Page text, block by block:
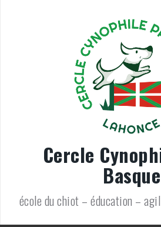
Cercle
Basque
école du chiot – éducation –